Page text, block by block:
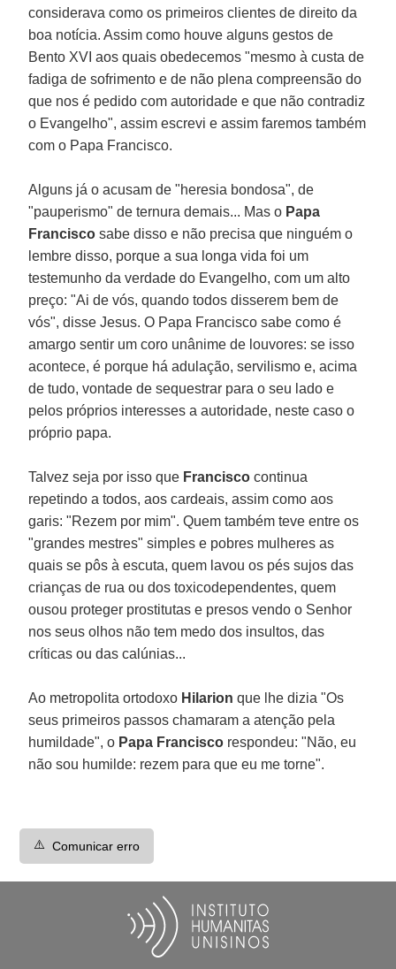
considerava como os primeiros clientes de direito da
boa notícia. Assim como houve alguns gestos de
Bento XVI aos quais obedecemos "mesmo à custa de
fadiga de sofrimento e de não plena compreensão do
que nos é pedido com autoridade e que não contradiz
o Evangelho", assim escrevi e assim faremos também
com o Papa Francisco.
Alguns já o acusam de "heresia bondosa", de
"pauperismo" de ternura demais... Mas o Papa
Franciscosabe disso e não precisa que ninguém o
lembre disso, porque a sua longa vida foi um
testemunho da verdade do Evangelho, com um alto
preço: "Ai de vós, quando todos disserem bem de
vós", disse Jesus. O Papa Francisco sabe como é
amargo sentir um coro unânime de louvores: se isso
acontece, é porque há adulação, servilismo e, acima
de tudo, vontade de sequestrar para o seu lado e
pelos próprios interesses a autoridade, neste caso o
próprio papa.
Talvez seja por isso que Franciscocontinua
repetindo a todos, aos cardeais, assim como aos
garis: "Rezem por mim". Quem também teve entre os
"grandes mestres" simples e pobres mulheres as
quais se pôs à escuta, quem lavou os pés sujos das
crianças de rua ou dos toxicodependentes, quem
ousou proteger prostitutas e presos vendo o Senhor
nos seus olhos não tem medo dos insultos, das
críticas ou das calúnias...
Ao metropolita ortodoxo Hilarionque lhe dizia "Os
seus primeiros passos chamaram a atenção pela
humildade", o Papa Francisco respondeu: "Não, eu
não sou humilde: rezem para que eu me torne".
⚠️ Comunicar erro